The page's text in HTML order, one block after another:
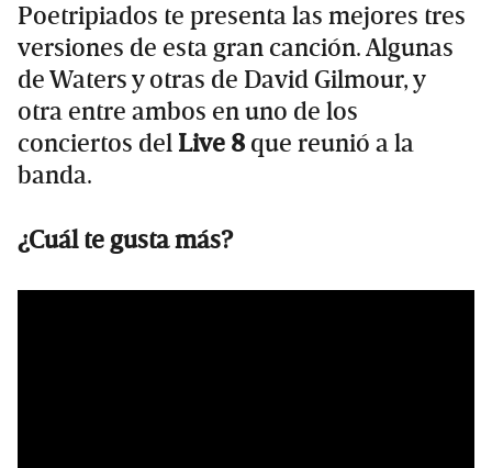
Poetripiados te presenta las mejores tres
versiones de esta gran canción. Algunas
de Waters y otras de David Gilmour, y
otra entre ambos en uno de los
conciertos del Live 8 que reunió a la
banda.
¿Cuál te gusta más?